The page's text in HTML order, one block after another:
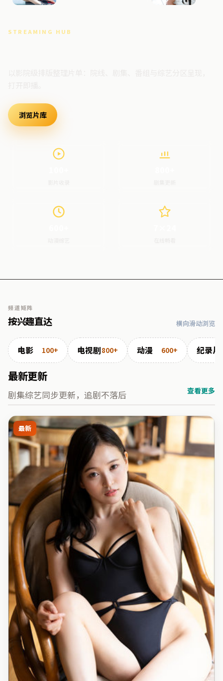
STREAMING HUB
浏览片库
频道矩阵
按兴趣直达 横向滑动浏览
电影 100+ 电视剧800+ 动漫 600+ 纪录片
最新更新
剧集综艺同步更新，追剧不落后 查看更多
最新